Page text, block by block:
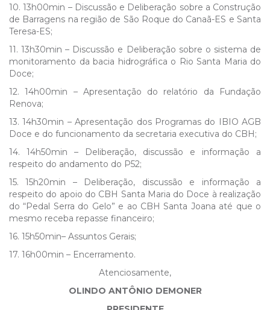
10. 13h00min – Discussão e Deliberação sobre a Construção
de Barragens na região de São Roque do Canaã-ES e Santa
Teresa-ES;
11. 13h30min – Discussão e Deliberação sobre o sistema de
monitoramento da bacia hidrográfica o Rio Santa Maria do
Doce;
12. 14h00min – Apresentação do relatório da Fundação
Renova;
13. 14h30min – Apresentação dos Programas do IBIO AGB
Doce e do funcionamento da secretaria executiva do CBH;
14. 14h50min – Deliberação, discussão e informação a
respeito do andamento do P52;
15. 15h20min – Deliberação, discussão e informação a
respeito do apoio do CBH Santa Maria do Doce à realização
do “Pedal Serra do Gelo” e ao CBH Santa Joana até que o
mesmo receba repasse financeiro;
16. 15h50min– Assuntos Gerais;
17. 16h00min – Encerramento.
Atenciosamente,
OLINDO ANTÔNIO DEMONER